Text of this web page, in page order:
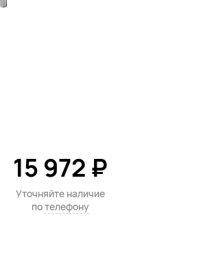
15 972 ₽
Уточняйте наличие
потелефону